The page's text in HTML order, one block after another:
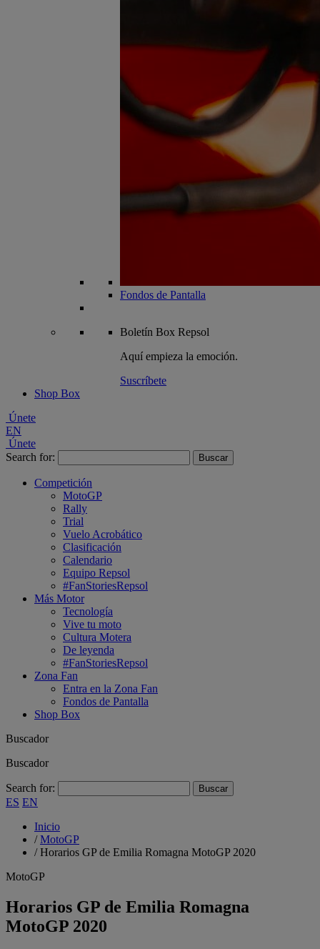
Fondos de Pantalla
Boletín Box Repsol
Aquí empieza la emoción.
Suscríbete
Shop Box
Únete
EN
Únete
Search for:
Competición
MotoGP
Rally
Trial
Vuelo Acrobático
Clasificación
Calendario
Equipo Repsol
#FanStoriesRepsol
Más Motor
Tecnología
Vive tu moto
Cultura Motera
De leyenda
#FanStoriesRepsol
Zona Fan
Entra en la Zona Fan
Fondos de Pantalla
Shop Box
Buscador
Buscador
Search for:
ES EN
Inicio
/MotoGP
/Horarios GP de Emilia Romagna MotoGP 2020
MotoGP
Horarios GP de Emilia Romagna
MotoGP 2020